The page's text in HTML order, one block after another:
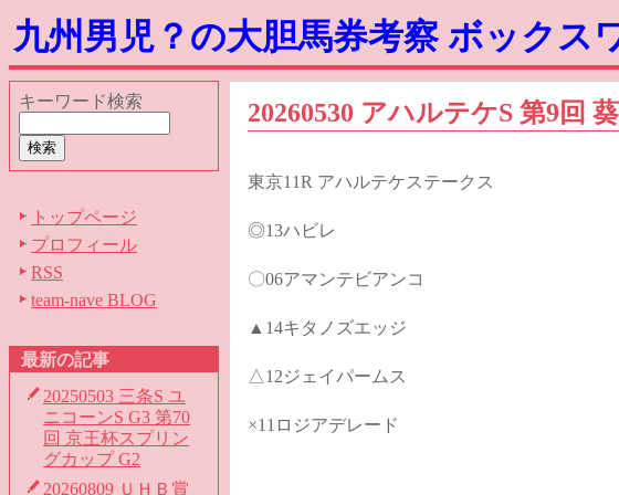
九州男児？の大胆馬券考察 ボックス
キーワード検索
トップページ
プロフィール
RSS
team-nave BLOG
最新の記事
20250503 三条S ユ
ニコーンS G3 第70
回 京王杯スプリン
グカップ G2
20260809 ＵＨＢ賞
20260530 アハルテケS 第9回
東京11R アハルテケステークス
◎13ハビレ
〇06アマンテビアンコ
▲14キタノズエッジ
△12ジェイパームス
×11ロジアデレード